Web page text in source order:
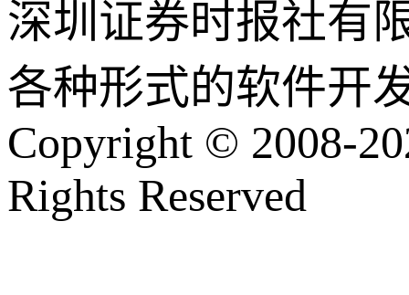
深圳证券时报社有
各种形式的软件开
Copyright © 2008-
Rights Reserved